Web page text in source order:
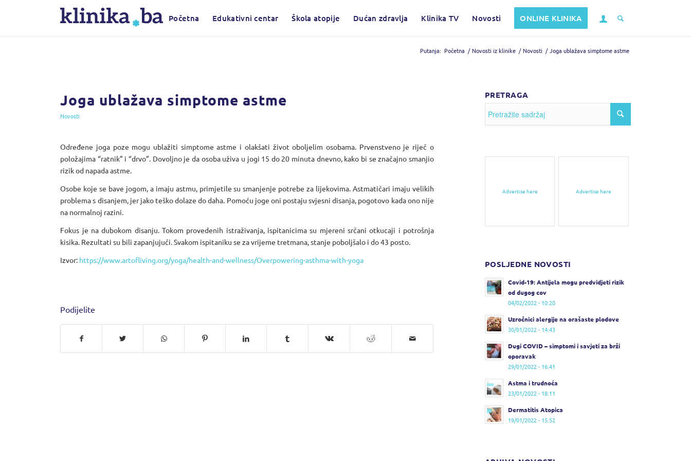
Početna Edukativni centar Škola atopije Dućan zdravlja Klinika TV Novosti ONLINE KLINIKA
Putanja: Početna / Novosti iz klinike / Novosti / Joga ublažava simptome astme
Joga ublažava simptome astme
Novosti
Određene joga poze mogu ublažiti simptome astme i olakšati život oboljelim osobama. Prvenstveno je riječ o
položajima “ratnik” i “drvo”. Dovoljno je da osoba uživa u jogi 15 do 20 minuta dnevno, kako bi se značajno smanjio
rizik od napada astme.
Osobe koje se bave jogom, a imaju astmu, primjetile su smanjenje potrebe za lijekovima. Astmatičari imaju velikih
problema s disanjem, jer jako teško dolaze do daha. Pomoću joge oni postaju svjesni disanja, pogotovo kada ono nije
na normalnoj razini.
Fokus je na dubokom disanju. Tokom provedenih istraživanja, ispitanicima su mjereni srčani otkucaji i potrošnja
kisika. Rezultati su bili zapanjujući. Svakom ispitaniku se za vrijeme tretmana, stanje poboljšalo i do 43 posto.
Izvor: https://www.artofliving.org/yoga/health-and-wellness/Overpowering-asthma-with-yoga
Podijelite
PRETRAGA
Advertise here Advertise here
POSLJEDNE NOVOSTI
Covid-19: Antijela mogu predvidjeti rizik
od dugog cov
04/02/2022 - 10:20
Uzročnici alergije na orašaste plodove
30/01/2022 - 14:43
Dugi COVID – simptomi i savjeti za brži
oporavak
29/01/2022 - 16:41
Astma i trudnoća
23/01/2022 - 18:11
Dermatitis Atopica
19/01/2022 - 15:52